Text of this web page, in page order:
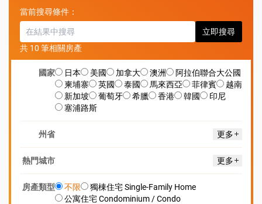
當前搜尋條件：
立即搜尋
共 10 筆相關房產
國家 日本 美國 加拿大 澳洲
阿拉伯聯合大公國
柬埔寨
英國 泰國 馬來西亞 菲律賓
越南
新加坡
葡萄牙 希臘 香港 韓國
印尼
塞浦路斯
州省 更多
熱門城市 更多
房產類型 不限
獨棟住宅 Single-Family Home
公寓住宅 Condominium / Condo